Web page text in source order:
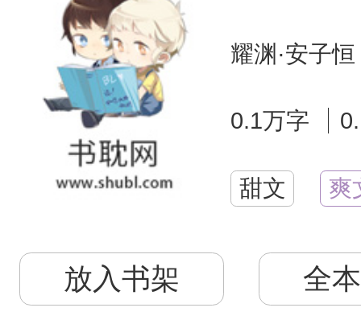
耀渊·安子
0.1万字
甜文 爽
放入书架 全